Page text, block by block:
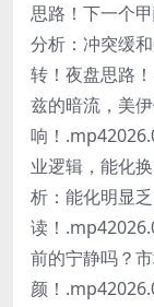
思路！下一个
分析：冲突缓
转！夜盘思路
兹的暗流，美
响！
业逻辑，能化
析：能化明显
读！
前的宁静吗？
颜！